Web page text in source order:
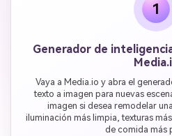
1
Generador de
Vaya a Media.io y abra el
texto a imagen para nuevas
imagen si desea remodelar
iluminación más limpia, texturas
de comida más